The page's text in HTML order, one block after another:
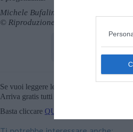
Michele Bufalino
© Riproduzione riservata
Se vuoi leggere le notizie principali della
Arriva gratis tutti i giorni alle 20:00
Basta cliccare QUI